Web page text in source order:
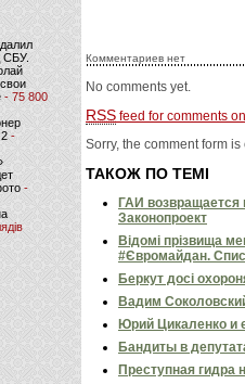
СБУ.
- 75 800
-
-
Комментариев нет
No comments yet.
RSS feed for comments
Sorry, the comment form
ТАКОЖ ПО ТЕМІ
ГАИ
Законопроект
Відомі прізвища
#Євромайдан.
Беркут досі
Вадим
Юрий Цикаленко и
Бандиты в
Преступная гидра